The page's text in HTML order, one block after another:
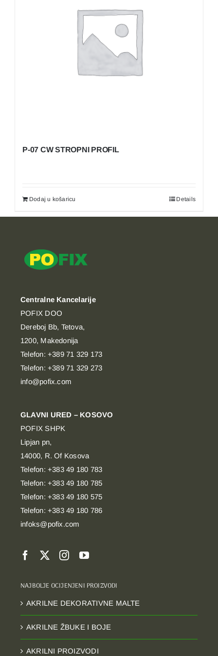
P-07 CW STROPNI PROFIL
Dodaj u košaricu Details
Centralne Kancelarije
POFIX DOO
Dereboj Bb, Tetova,
1200, Makedonija
Telefon: +389 71 329 173
Telefon: +389 71 329 273
info@pofix.com
GLAVNI URED – KOSOVO
POFIX SHPK
Lipjan pn,
14000, R. Of Kosova
Telefon: +383 49 180 783
Telefon: +383 49 180 785
Telefon: +383 49 180 575
Telefon: +383 49 180 786
infoks@pofix.com
NAJBOLJE OCIJENJENI PROIZVODI
AKRILNE DEKORATIVNE MALTE
AKRILNE ŽBUKE I BOJE
AKRILNI PROIZVODI